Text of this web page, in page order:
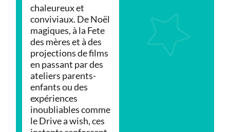
chaleureux et
conviviaux. De Noël
magiques, à la Fete
des mères et à des
projections de films
en passant par des
ateliers parents-
enfants ou des
expériences
inoubliables comme
le Drive a wish, ces